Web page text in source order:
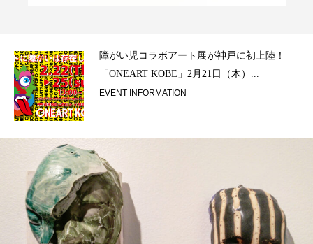
障がい児コラボアート展が神戸に初上陸！
「ONEART KOBE」2月21日（木）...
EVENT INFORMATION